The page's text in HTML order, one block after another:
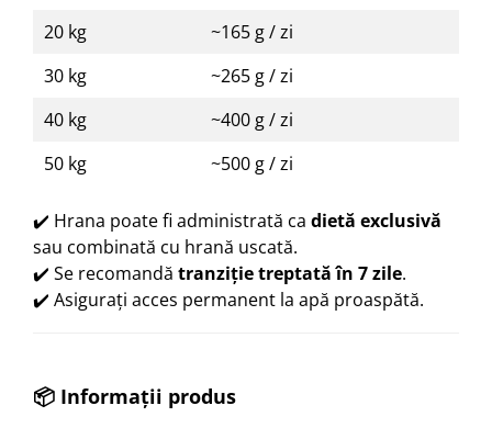
20 kg
~165 g / zi
30 kg
~265 g / zi
40 kg
~400 g / zi
50 kg
~500 g / zi
✔️ Hrana poate fi administrată ca dietă exclusivă
sau combinată cu hrană uscată.
✔️ Se recomandă tranziție treptată în 7 zile.
✔️ Asigurați acces permanent la apă proaspătă.
📦 Informații produs